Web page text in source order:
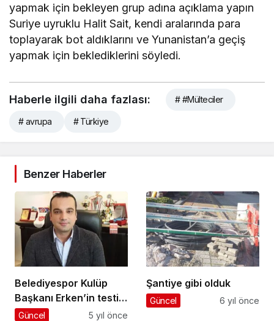
yapmak için bekleyen grup adına açıklama yapın
Suriye uyruklu Halit Sait, kendi aralarında para
toplayarak bot aldıklarını ve Yunanistan’a geçiş
yapmak için beklediklerini söyledi.
Haberle ilgili daha fazlası: # #Mülteciler
# avrupa # Türkiye
Benzer Haberler
Belediyespor Kulüp
Başkanı Erken’in testi
pozitif çıktı
Güncel 5 yıl önce
Şantiye gibi olduk
Güncel 6 yıl önce